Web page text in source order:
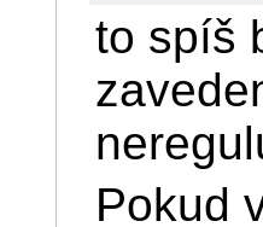
to spíš
Pokud